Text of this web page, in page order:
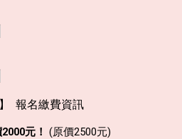
報名繳費資訊
元！ (原價2500元)